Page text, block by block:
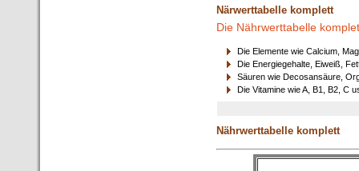
Närwerttabelle komplett
Die Nährwerttabelle
Die Elemente wie Calcium,
Die Energiegehalte, Eiweiß,
Säuren wie Decosansäure,
Die Vitamine wie A, B1, B2, C
Nährwerttabelle komplett